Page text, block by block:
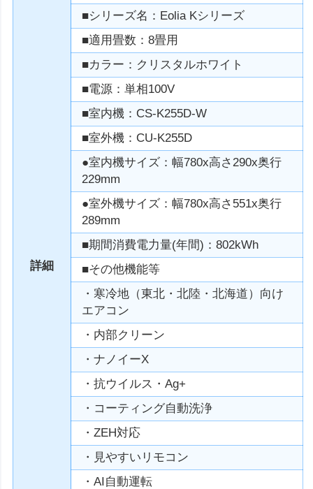
詳細
■シリーズ名：Eolia Kシリーズ
■適用畳数：8畳用
■カラー：クリスタルホワイト
■電源：単相100V
■室内機：CS-K255D-W
■室外機：CU-K255D
●室内機サイズ：幅780x高さ290x奥行
229mm
●室外機サイズ：幅780x高さ551x奥行
289mm
■期間消費電力量(年間)：802kWh
■その他機能等
・寒冷地（東北・北陸・北海道）向け
エアコン
・内部クリーン
・ナノイーX
・抗ウイルス・Ag+
・コーティング自動洗浄
・ZEH対応
・見やすいリモコン
・AI自動運転